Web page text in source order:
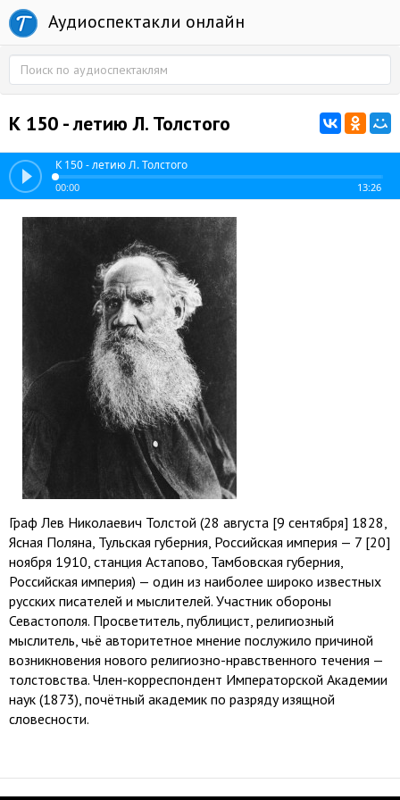
Аудиоспектакли онлайн
К 150 - летию Л. Толстого
К 150 - летию Л. Толстого
00:00 13:26
Граф Лев Николаевич Толстой (28 августа [9 сентября] 1828,
Ясная Поляна, Тульская губерния, Российская империя — 7 [20]
ноября 1910, станция Астапово, Тамбовская губерния,
Российская империя) — один из наиболее широко известных
русских писателей и мыслителей. Участник обороны
Севастополя. Просветитель, публицист, религиозный
мыслитель, чьё авторитетное мнение послужило причиной
возникновения нового религиозно-нравственного течения —
толстовства. Член-корреспондент Императорской Академии
наук (1873), почётный академик по разряду изящной
словесности.